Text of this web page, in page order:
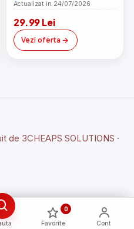
Favorite
0
Cont
dermatologic, 60 de spalari,
Actualizat in 24/07/2026
29.99 Lei
Vezi oferta
de 3CHEAPS SOLUTIONS ·